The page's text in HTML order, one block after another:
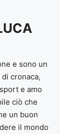
e sono un
cronaca,
e amo
ciò che
un buon
il mondo